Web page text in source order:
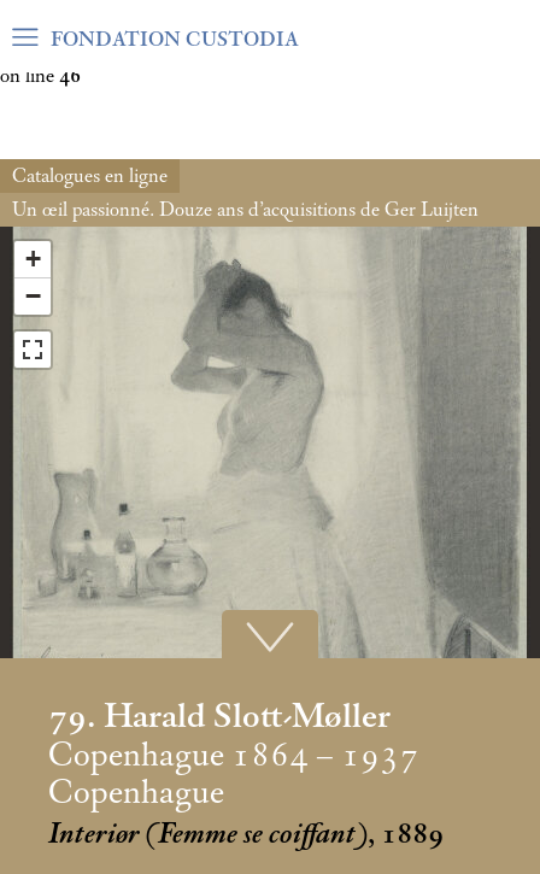
Warning: Undefined array key "var_mode" in
on line 46
FONDATION CUSTODIA
Catalogues en ligne
Un œil passionné. Douze ans d’acquisitions de Ger Luijten
+
−
79. Harald Slott-Møller
Copenhague 1864 – 1937
Copenhague
Interiør (Femme se coiffant), 1889